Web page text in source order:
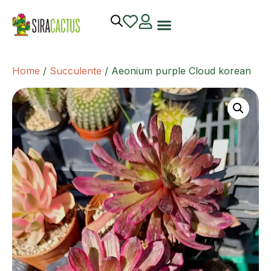
Home / Succulente / Aeonium purple Cloud korean